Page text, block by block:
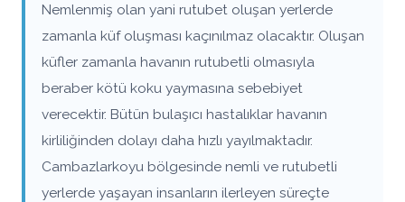
Nemlenmiş olan yani rutubet oluşan yerlerde
zamanla küf oluşması kaçınılmaz olacaktır. Oluşan
küfler zamanla havanın rutubetli olmasıyla
beraber kötü koku yaymasına sebebiyet
verecektir. Bütün bulaşıcı hastalıklar havanın
kirliliğinden dolayı daha hızlı yayılmaktadır.
Cambazlarkoyu bölgesinde nemli ve rutubetli
yerlerde yaşayan insanların ilerleyen süreçte